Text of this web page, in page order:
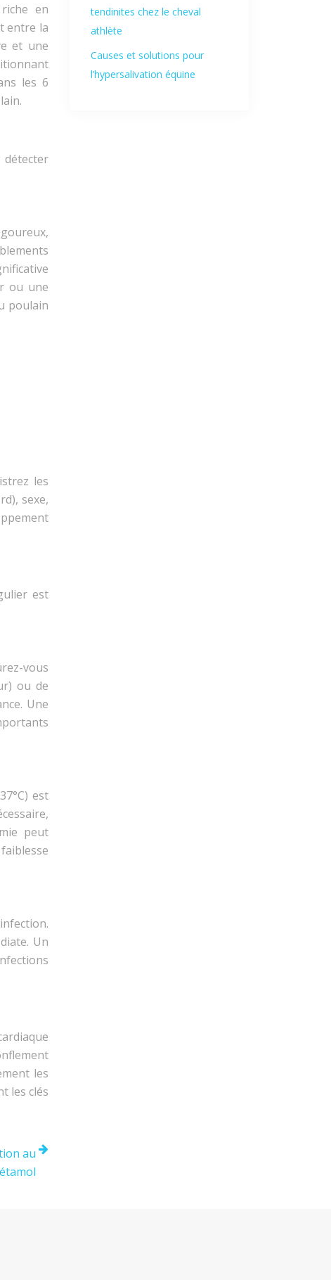
en
entre la
et une
les 6
détecter
ou une
poulain
les
sexe,
est
vous
ou de
Une
est
peut
Un
les
les clés
au
tendinites chez le cheval
athlète
Causes et solutions pour
l’hypersalivation équine